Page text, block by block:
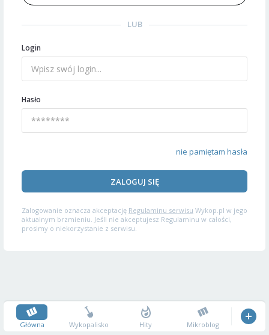
LUB
Login
Hasło
nie pamiętam hasła
ZALOGUJ SIĘ
Zalogowanie oznacza akceptację Regulaminu serwisu Wykop.pl w jego
aktualnym brzmieniu. Jeśli nie akceptujesz Regulaminu w całości,
prosimy o niekorzystanie z serwisu.
Główna Wykopalisko Hity Mikroblog